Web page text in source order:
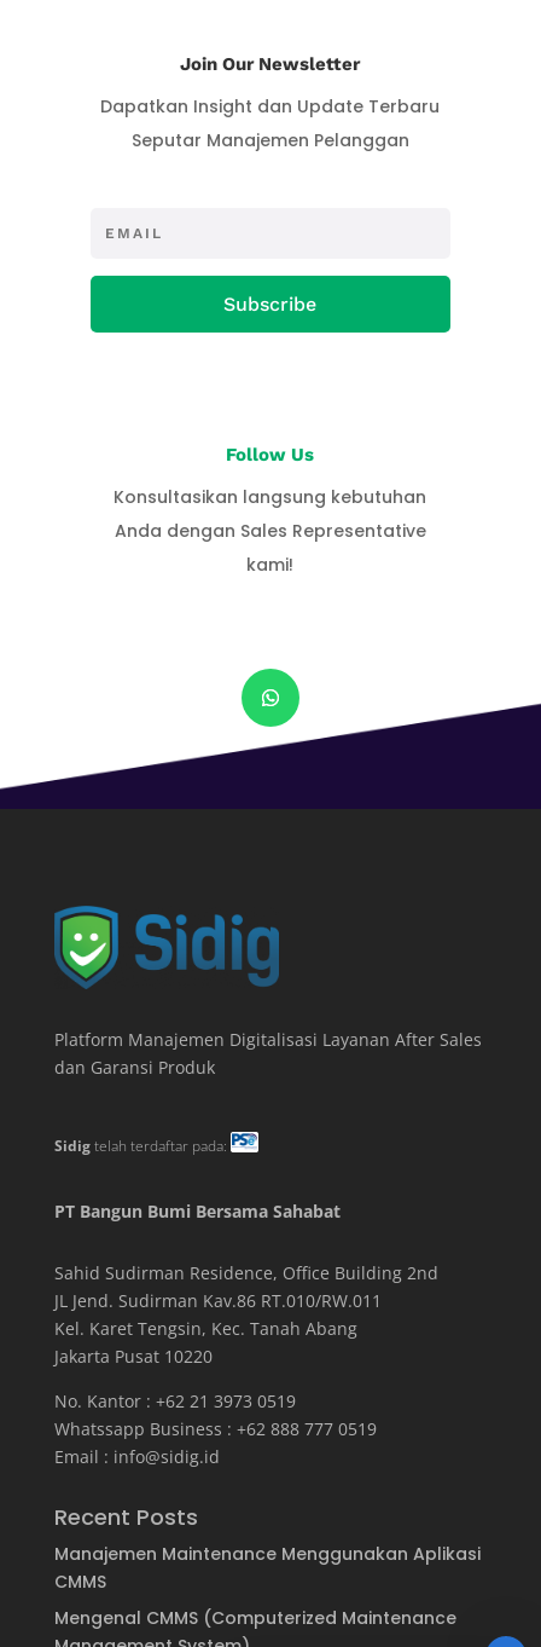
Join Our Newsletter
Dapatkan Insight dan Update Terbaru
Seputar Manajemen Pelanggan
Subscribe
Follow Us
Konsultasikan langsung kebutuhan
Anda dengan Sales Representative
kami!
Platform Manajemen Digitalisasi Layanan After Sales
dan Garansi Produk
Sidigtelah terdaftar pada:
PT Bangun Bumi Bersama Sahabat
Sahid Sudirman Residence, Office Building 2nd
JL Jend. Sudirman Kav.86 RT.010/RW.011
Kel. Karet Tengsin, Kec. Tanah Abang
Jakarta Pusat 10220
No. Kantor : +62 21 3973 0519
Whatssapp Business : +62 888 777 0519
Email : info@sidig.id
Recent Posts
Manajemen Maintenance Menggunakan Aplikasi
CMMS
Mengenal CMMS (Computerized Maintenance